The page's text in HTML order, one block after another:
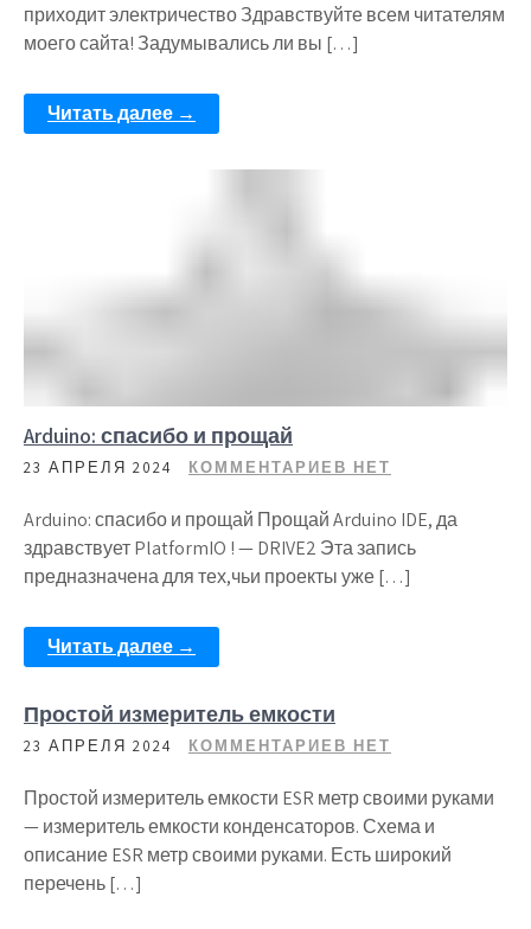
приходит электричество Здравствуйте всем читателям
моего сайта! Задумывались ли вы […]
Читать далее →
Arduino: спасибо и прощай
23 АПРЕЛЯ 2024 КОММЕНТАРИЕВ НЕТ
Arduino: спасибо и прощай Прощай Arduino IDE, да
здравствует PlatformIO ! — DRIVE2 Эта запись
предназначена для тех,чьи проекты уже […]
Читать далее →
Простой измеритель емкости
23 АПРЕЛЯ 2024 КОММЕНТАРИЕВ НЕТ
Простой измеритель емкости ESR метр своими руками
— измеритель емкости конденсаторов. Схема и
описание ESR метр своими руками. Есть широкий
перечень […]